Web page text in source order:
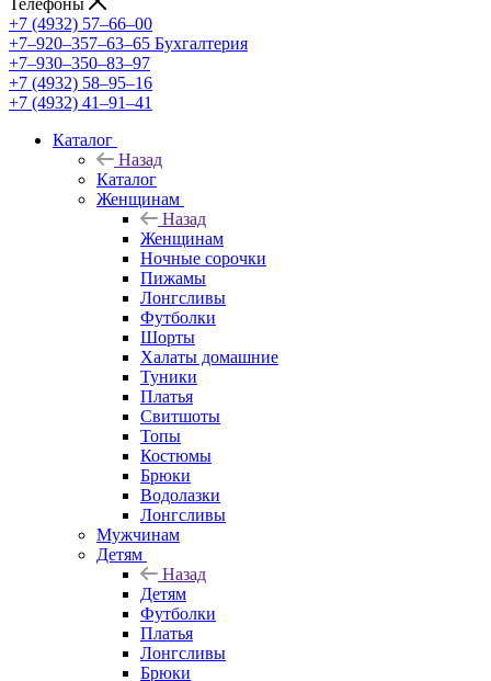
Телефоны
+7 (4932) 57‒66‒00
+7‒920‒357‒63‒65 Бухгалтерия
+7‒930‒350‒83‒97
+7 (4932) 58‒95‒16
+7 (4932) 41‒91‒41
Каталог
Назад
Каталог
Женщинам
Назад
Женщинам
Ночные сорочки
Пижамы
Лонгсливы
Футболки
Шорты
Халаты домашние
Туники
Платья
Свитшоты
Топы
Костюмы
Брюки
Водолазки
Лонгсливы
Мужчинам
Детям
Назад
Детям
Футболки
Платья
Лонгсливы
Брюки